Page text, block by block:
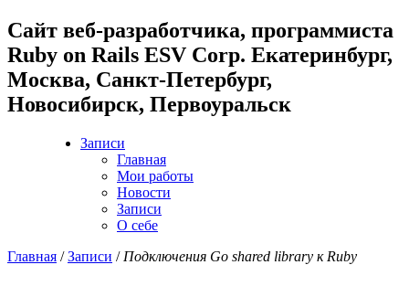
Cайт веб-разработчика, программиста
Ruby on Rails ESV Corp. Екатеринбург,
Москва, Санкт-Петербург,
Новосибирск, Первоуральск
Записи
Главная
Мои работы
Новости
Записи
О себе
Главная /Записи / Подключения Go shared library к Ruby